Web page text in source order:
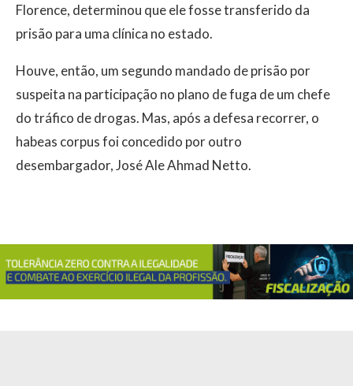
Florence, determinou que ele fosse transferido da
prisão para uma clínica no estado.
Houve, então, um segundo mandado de prisão por
suspeita na participação no plano de fuga de um chefe
do tráfico de drogas. Mas, após a defesa recorrer, o
habeas corpus foi concedido por outro
desembargador, José Ale Ahmad Netto.